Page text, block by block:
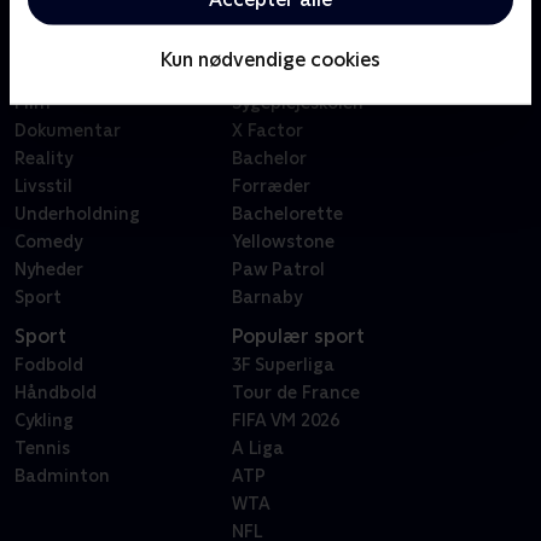
Kun nødvendige cookies
Kategorier
Film
Dokumentar
Reality
Livsstil
Underholdning
Comedy
Nyheder
Sport
Badehotellet
Sygeplejeskolen
X Factor
Bachelor
Forræder
Bachelorette
Yellowstone
Paw Patrol
Barnaby
Sport
Fodbold
Håndbold
Cykling
Tennis
Badminton
Populær sport
3F Superliga
Tour de France
FIFA VM 2026
A Liga
ATP
WTA
NFL